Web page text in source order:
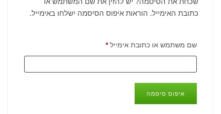
כתובת האימייל. הוראות איפוס הסיסמה ישלחו באימייל.
שם משתמש או כתובת אימייל*
איפוס סיסמה